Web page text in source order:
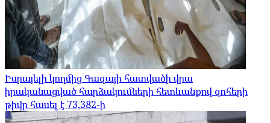
Իսրայելի կողմից Գազայի հատվածի վրա
իրականացված հարձակումների հետևանքով զոհերի
թիվը հասել է 73,382-ի